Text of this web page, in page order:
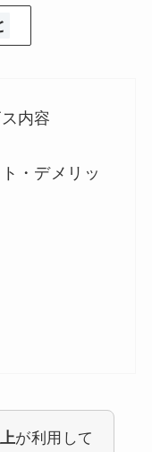
内容
・デメリッ
が利用して